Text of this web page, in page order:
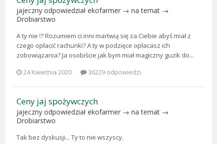
jajeczny odpowiedział ekofarmer → na temat →
Drobiarstwo
A ty nie !? Rozumiem ci inni martwią się za Ciebie abyś miał z
czego opłacić rachunki? A ty w podzięce opłacasz ich
zobowiązania? Ja osobiście jak bym miał magiczny guzik do...
24 Kwietnia 2020
36229 odpowiedzi
Ceny jaj spożywczych
jajeczny odpowiedział ekofarmer → na temat →
Drobiarstwo
Tak bez dyskusji... Ty to nie wszyscy.